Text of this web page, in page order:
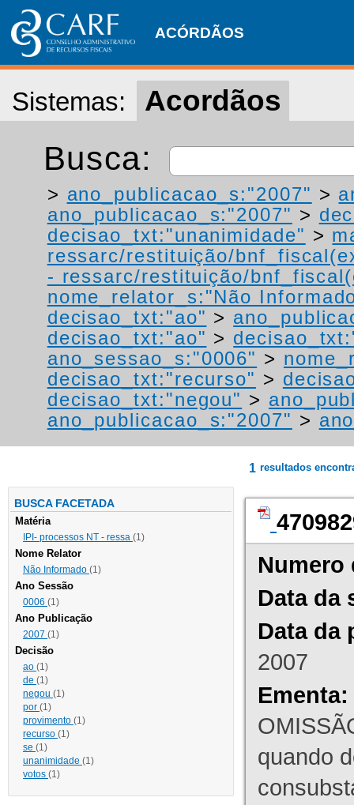
ACÓRDÃOS
Sistemas: Acordãos
Busca:
> ano_publicacao_s:"2007" >
ano_publicacao_s:"2007" >
decisao_txt:"unanimidade" >
ressarc/restituição/
- ressarc/restituição/
nome_relator_s:"Não
decisao_txt:"ao" >
decisao_txt:"ao" >
ano_sessao_s:"0006" >
decisao_txt:"recurso" >
decisao_txt:"negou" >
ano_publicacao_s:"2007" >
BUSCA FACETADA
Matéria
IPI- processos NT - ressa (1)
Nome Relator
Não Informado (1)
Ano Sessão
0006 (1)
Ano Publicação
2007 (1)
Decisão
ao (1)
de (1)
negou (1)
por (1)
provimento (1)
recurso (1)
se (1)
unanimidade (1)
votos (1)
1 resultados
Numero
Data da
Data da
2007
Ementa:
quando